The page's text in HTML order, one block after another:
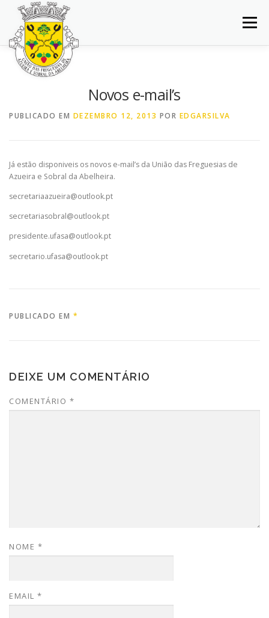
Saltar
conteúdo
Menu
INÍCIO JUNTA DE FREGUESIA
BALCÃO VIRTUAL NOTÍCIAS MAPA
Novos e-mail’s
PUBLICADO EM DEZEMBRO 12, 2013 POR EDGARSILVA
Já estão disponiveis os novos e-mail’s da União das Freguesias de
Azueira e Sobral da Abelheira.
secretariaazueira@outlook.pt
secretariasobral@outlook.pt
presidente.ufasa@outlook.pt
secretario.ufasa@outlook.pt
PUBLICADO EM *
DEIXE UM COMENTÁRIO
COMENTÁRIO *
NOME *
EMAIL *